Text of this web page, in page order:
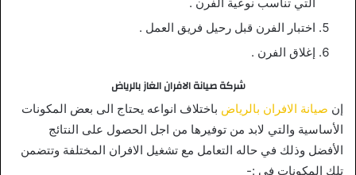
اختبار الفرن قبل رحيل فريق العمل .
إغلاق الفرن .
شركة صيانة الافران الغاز بالرياض
إن صيانة الافران بالرياض باختلاف انواعه يحتاج الى بعض المكونات
الأساسية والتي لابد من توفيرها من اجل الحصول على النتائج
الأفضل وذلك في حاله التعامل مع تشغيل الافران المختلفة وتتضمن
تلك المكونات في :-